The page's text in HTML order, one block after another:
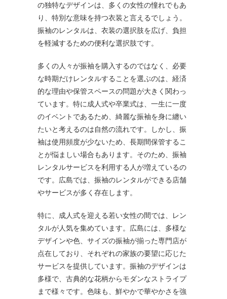
の独特なデザインは、多くの女性の憧れでもあ
り、特別な意味を持つ衣装と言えるでしょう。
振袖のレンタルは、衣装の選択肢を広げ、負担
を軽減するための便利な選択肢です。
多くの人々が振袖を購入するのではなく、必要
な時期だけレンタルすることを選ぶのは、経済
的な理由や保管スペースの問題が大きく関わっ
ています。特に成人式や卒業式は、一生に一度
のイベントであるため、綺麗な振袖を身に纏い
たいと考えるのは自然の流れです。しかし、振
袖は使用頻度が少ないため、長期間保管するこ
とが悩ましい場合もあります。そのため、振袖
レンタルサービスを利用する人が増えているの
です。広島では、振袖のレンタルができる店舗
やサービスが多く存在します。
特に、成人式を迎える若い女性の間では、レン
タルが人気を集めています。広島には、多様な
デザインや色、サイズの振袖が揃った専門店が
点在しており、それぞれの家族の要望に応じた
サービスを提供しています。振袖のデザインは
多様で、古典的な花柄からモダンなストライプ
まで様々です。色味も、鮮やかで華やかさを強